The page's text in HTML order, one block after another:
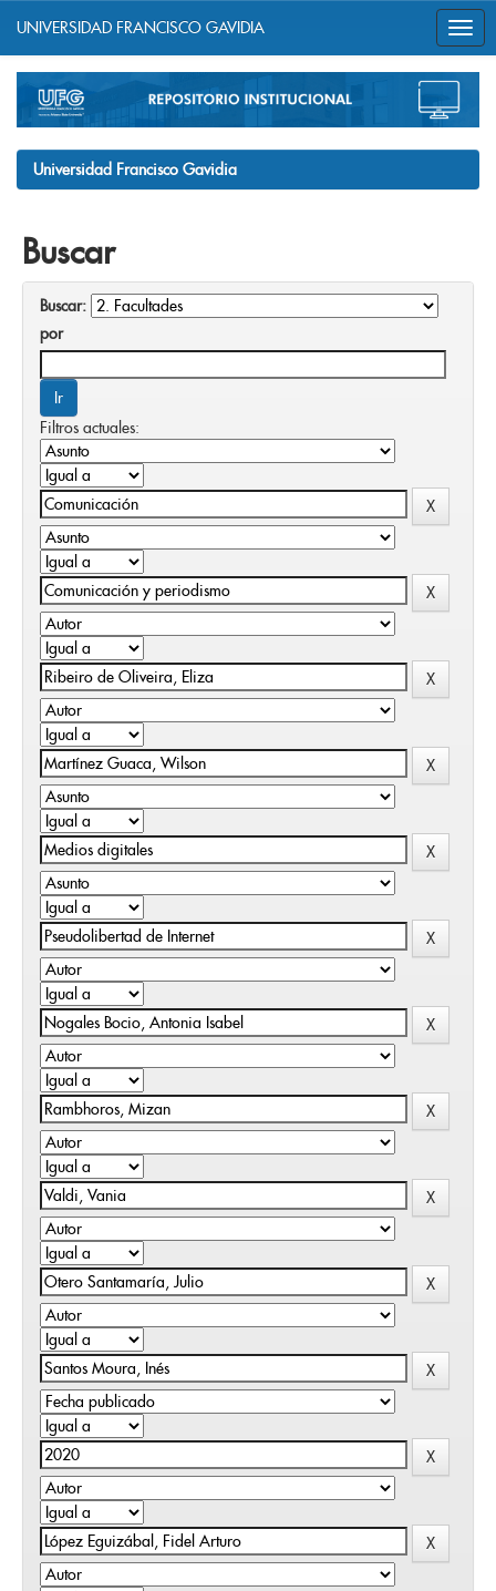
navigation
UNIVERSIDAD FRANCISCO GAVIDIA
Universidad Francisco Gavidia
Buscar
Buscar:
por
Filtros actuales: